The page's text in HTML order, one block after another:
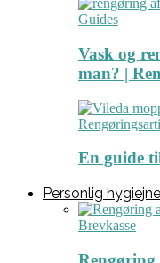
Guides
Vask og
man? |
En guide
Personlig hygiejne
Brevkasse